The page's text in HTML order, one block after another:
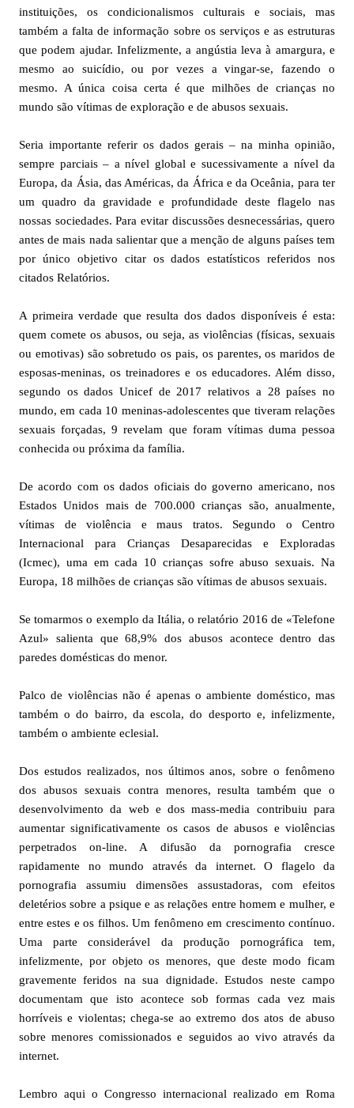
instituições, os condicionalismos culturais e sociais, mas
também a falta de informação sobre os serviços e as estruturas
que podem ajudar. Infelizmente, a angústia leva à amargura, e
mesmo ao suicídio, ou por vezes a vingar-se, fazendo o
mesmo. A única coisa certa é que milhões de crianças no
mundo são vítimas de exploração e de abusos sexuais.
Seria importante referir os dados gerais – na minha opinião,
sempre parciais – a nível global e sucessivamente a nível da
Europa, da Ásia, das Américas, da África e da Oceânia, para ter
um quadro da gravidade e profundidade deste flagelo nas
nossas sociedades. Para evitar discussões desnecessárias, quero
antes de mais nada salientar que a menção de alguns países tem
por único objetivo citar os dados estatísticos referidos nos
citados Relatórios.
A primeira verdade que resulta dos dados disponíveis é esta:
quem comete os abusos, ou seja, as violências (físicas, sexuais
ou emotivas) são sobretudo os pais, os parentes, os maridos de
esposas-meninas, os treinadores e os educadores. Além disso,
segundo os dados Unicef de 2017 relativos a 28 países no
mundo, em cada 10 meninas-adolescentes que tiveram relações
sexuais forçadas, 9 revelam que foram vítimas duma pessoa
conhecida ou próxima da família.
De acordo com os dados oficiais do governo americano, nos
Estados Unidos mais de 700.000 crianças são, anualmente,
vítimas de violência e maus tratos. Segundo o Centro
Internacional para Crianças Desaparecidas e Exploradas
(Icmec), uma em cada 10 crianças sofre abuso sexuais. Na
Europa, 18 milhões de crianças são vítimas de abusos sexuais.
Se tomarmos o exemplo da Itália, o relatório 2016 de «Telefone
Azul» salienta que 68,9% dos abusos acontece dentro das
paredes domésticas do menor.
Palco de violências não é apenas o ambiente doméstico, mas
também o do bairro, da escola, do desporto e, infelizmente,
também o ambiente eclesial.
Dos estudos realizados, nos últimos anos, sobre o fenômeno
dos abusos sexuais contra menores, resulta também que o
desenvolvimento da web e dos mass-media contribuiu para
aumentar significativamente os casos de abusos e violências
perpetrados on-line. A difusão da pornografia cresce
rapidamente no mundo através da internet. O flagelo da
pornografia assumiu dimensões assustadoras, com efeitos
deletérios sobre a psique e as relações entre homem e mulher, e
entre estes e os filhos. Um fenômeno em crescimento contínuo.
Uma parte considerável da produção pornográfica tem,
infelizmente, por objeto os menores, que deste modo ficam
gravemente feridos na sua dignidade. Estudos neste campo
documentam que isto acontece sob formas cada vez mais
horríveis e violentas; chega-se ao extremo dos atos de abuso
sobre menores comissionados e seguidos ao vivo através da
internet.
Lembro aqui o Congresso internacional realizado em Roma